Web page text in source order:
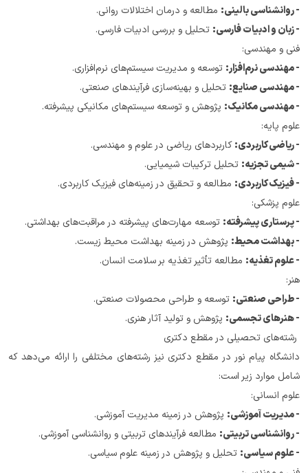
- روانشناسی بالینی: مطالعه و درمان اختلالات روانی.
- زبان و ادبیات فارسی: تحلیل و بررسی ادبیات فارسی.
فنی و مهندسی:
- مهندسی نرم‌افزار:
توسعه و مدیریت سیستم‌های نرم‌افزاری.
- مهندسی صنایع: تحلیل و بهینه‌سازی فرآیندهای صنعتی.
- مهندسی مکانیک: پژوهش و توسعه سیستم‌های مکانیکی پیشرفته.
علوم پایه:
- ریاضی کاربردی: کاربردهای ریاضی در علوم و مهندسی.
- شیمی تجزیه: تحلیل ترکیبات شیمیایی.
- فیزیک کاربردی: مطالعه و تحقیق در زمینه‌های فیزیک کاربردی.
علوم پزشکی:
- پرستاری پیشرفته: توسعه مهارت‌های پیشرفته در مراقبت‌های بهداشتی.
- بهداشت محیط: پژوهش در زمینه بهداشت محیط زیست.
- علوم تغذیه: مطالعه تأثیر تغذیه بر سلامت انسان.
هنر:
- طراحی صنعتی: توسعه و طراحی محصولات صنعتی.
- هنرهای تجسمی: پژوهش و تولید آثار هنری.
رشته‌های تحصیلی در مقطع دکتری
شامل موارد زیر است:
علوم انسانی:
- مدیریت آموزشی: پژوهش در زمینه مدیریت آموزشی.
- روانشناسی تربیتی: مطالعه فرآیندهای تربیتی و روانشناسی آموزشی.
- علوم سیاسی: تحلیل و پژوهش در زمینه علوم سیاسی.